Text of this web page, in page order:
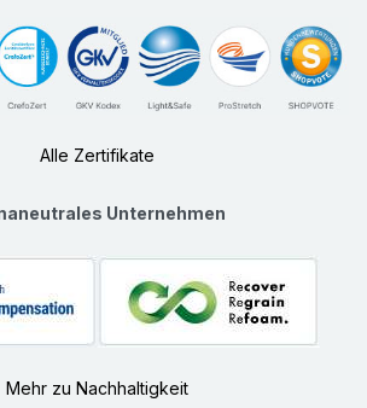
Alle Zertifikate
Unternehmen
Mehr zu Nachhaltigkeit